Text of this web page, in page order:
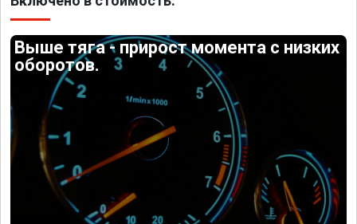
Выше тяга - прирост момента с низких
оборотов.